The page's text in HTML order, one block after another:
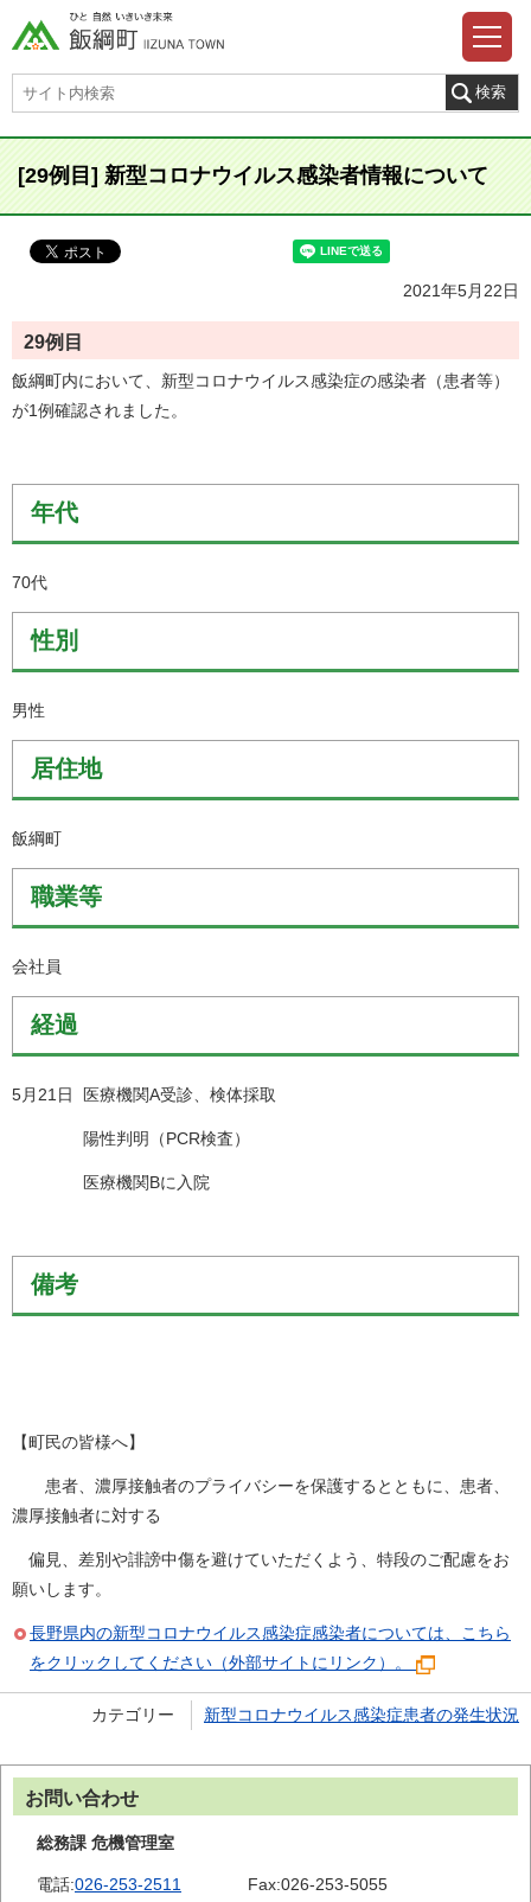
[29例目] 新型コロナウイルス感染者情報について
2021年5月22日
29例目
飯綱町内において、新型コロナウイルス感染症の感染者（患者等）
が1例確認されました。
年代
70代
性別
男性
居住地
飯綱町
職業等
会社員
経過
5月21日 医療機関A受診、検体採取
陽性判明（PCR検査）
医療機関Bに入院
備考
【町民の皆様へ】
患者、濃厚接触者のプライバシーを保護するとともに、患者、
濃厚接触者に対する
偏見、差別や誹謗中傷を避けていただくよう、特段のご配慮をお
願いします。
長野県内の新型コロナウイルス感染症感染者については、こちら
をクリックしてください（外部サイトにリンク）。
カテゴリー 新型コロナウイルス感染症患者の発生状況
お問い合わせ
総務課 危機管理室
電話:026-253-2511 Fax:026-253-5055